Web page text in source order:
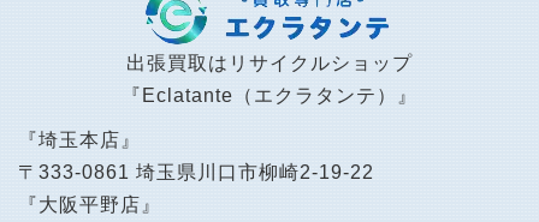
出張買取はリサイクルショップ
『Eclatante（エクラタンテ）』
『埼玉本店』
〒333-0861 埼玉県川口市柳崎2-19-22
『大阪平野店』